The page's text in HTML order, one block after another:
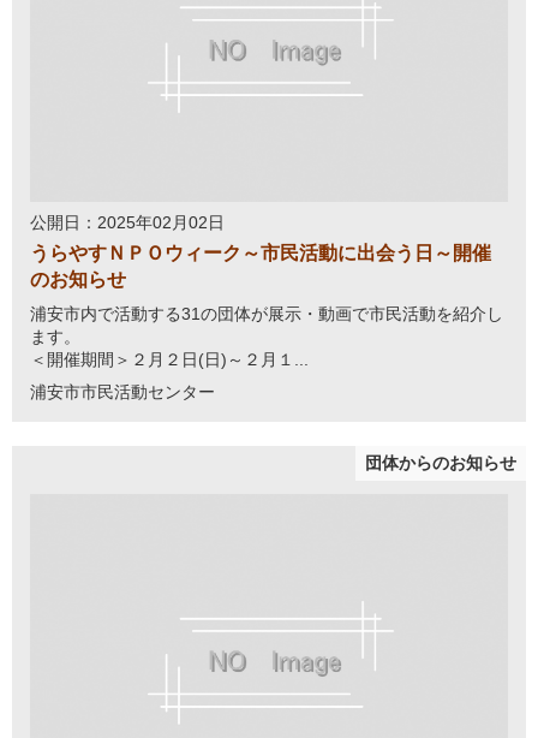
公開日：2025年02月02日
うらやすＮＰＯウィーク～市民活動に出会う日～開催
のお知らせ
浦安市内で活動する31の団体が展示・動画で市民活動を紹介し
ます。
＜開催期間＞２月２日(日)～２月１...
浦安市市民活動センター
団体からのお知らせ